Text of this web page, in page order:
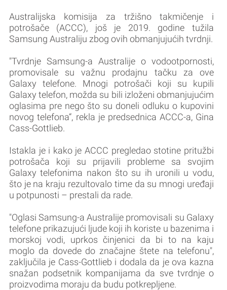
Australijska komisija za tržišno takmičenje i
potrošače (ACCC), još je 2019. godine tužila
Samsung Australiju zbog ovih obmanjujućih tvrdnji.
"Tvrdnje Samsung-a Australije o vodootpornosti,
promovisale su važnu prodajnu tačku za ove
Galaxy telefone. Mnogi potrošači koji su kupili
Galaxy telefon, možda su bili izloženi obmanjujućim
oglasima pre nego što su doneli odluku o kupovini
novog telefona“, rekla je predsednica ACCC-a, Gina
Cass-Gottlieb.
Istakla je i kako je ACCC pregledao stotine pritužbi
potrošača koji su prijavili probleme sa svojim
Galaxy telefonima nakon što su ih uronili u vodu,
što je na kraju rezultovalo time da su mnogi uređaji
u potpunosti – prestali da rade.
"Oglasi Samsung-a Australije promovisali su Galaxy
telefone prikazujući ljude koji ih koriste u bazenima i
morskoj vodi, uprkos činjenici da bi to na kaju
moglo da dovede do značajne štete na telefonu",
zaključila je Cass-Gottlieb i dodala da je ova kazna
snažan podsetnik kompanijama da sve tvrdnje o
proizvodima moraju da budu potkrepljene.